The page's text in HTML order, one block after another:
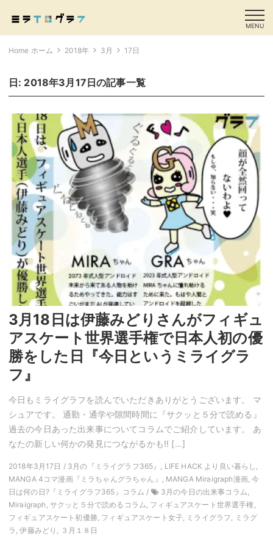
MENU
Home ホーム 2018年 3月 17日
日: 2018年3月17日の記事一覧
3月18日は伊藤みどりさんがフィギュ
アスケート世界選手権で日本人初の優
勝をした日『今日というミライグラ
フ』
今日もミライグラフを読んでいただきありがとうございます。 マ
シュアです。 通勤・通学や隙間時間に『サクッと５分で読める』
過去の今日あった出来事についてコラムでご紹介しています。 あ
なたの新しい何かの発見につながるかも!! […]
2018年3月17日 / 3月の『ミライグラフ365』, LIFE HACK より良い暮らし,
MANGA 4コマ漫画『ミラちゃんグラちゃん』, MANGA Miraigraph漫画, 今
日は何の日?『ミライグラフ365』コラム /
3月の今日の出来事コラム,
Miraigraph, サクッと５分で読めるコラム, フィギュアスケート世界選手権,
フィギュアスケート初優勝, フィギュアスケート女子, ミライグラフ, ミラグ
ラ, 伊藤みどり, ３月１８日